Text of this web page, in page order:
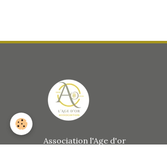
Association l'Age d'or